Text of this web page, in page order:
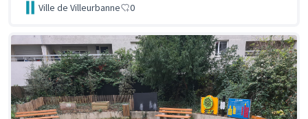
Ville de Villeurbanne 0